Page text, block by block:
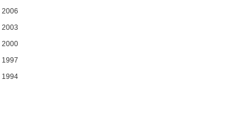
2006
2003
2000
1997
1994